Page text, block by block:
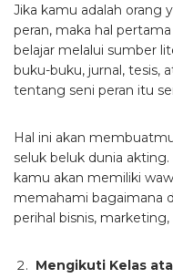
Jika kamu adalah orang
peran, maka hal
belajar melalui sumber
buku-buku, jurnal, tesis,
tentang seni peran itu
Hal ini akan
seluk beluk dunia
kamu akan memiliki
memahami bagaimana
perihal bisnis,
Mengikuti Kelas